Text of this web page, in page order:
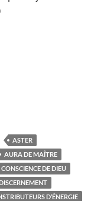
ASTER
AURA DE MAÎTRE
CONSCIENCE DE DIEU
D’ÉNERGIE